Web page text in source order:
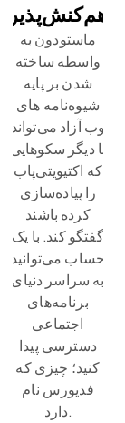
هم‌کنش‌پذیر
ماستودون به
واسطه ساخته
شدن بر پایه
شیوه‌نامه های
وب آزاد می‌تواند
با دیگر سکوهایی
که اکتیویتی‌پاب
را پیاده‌سازی
کرده باشند
گفتگو کند. با یک
حساب می‌توانید
به سراسر دنیای
برنامه‌های
اجتماعی
دسترسی پیدا
کنید؛ چیزی که
فدیورس نام
دارد.